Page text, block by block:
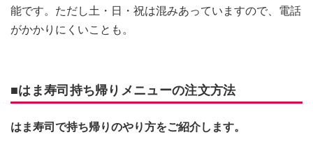
能です。ただし土・日・祝は混みあっていますので、電話
がかかりにくいことも。
■はま寿司持ち帰りメニューの注文方法
はま寿司で持ち帰りのやり方をご紹介します。